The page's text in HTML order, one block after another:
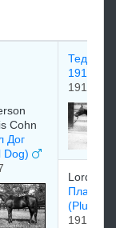
Cohn
Дог
Dog)
Тедди
1913
1913
Lord
Плаки
(Plucky
1912